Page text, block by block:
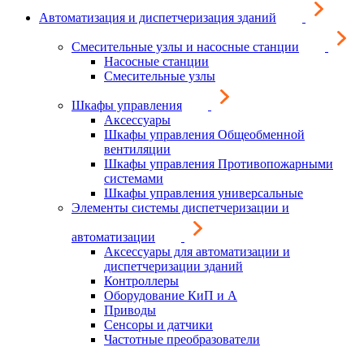
Автоматизация и диспетчеризация зданий
Смесительные узлы и насосные станции
Насосные станции
Смесительные узлы
Шкафы управления
Аксессуары
Шкафы управления Общеобменной
вентиляции
Шкафы управления Противопожарными
системами
Шкафы управления универсальные
Элементы системы диспетчеризации и
автоматизации
Аксессуары для автоматизации и
диспетчеризации зданий
Контроллеры
Оборудование КиП и А
Приводы
Сенсоры и датчики
Частотные преобразователи